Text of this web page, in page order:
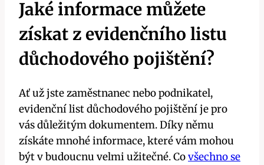
Jaké informace můžete
získat z evidenčního listu
důchodového pojištění?
Ať už jste zaměstnanec nebo podnikatel,
evidenční list důchodového pojištění je pro
vás důležitým dokumentem. Díky němu
získáte mnohé informace, které vám mohou
být v budoucnu velmi užitečné. Covšechno se